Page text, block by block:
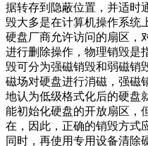
据转存到隐蔽位置，并适时
毁大多是在计算机操作系统
硬盘厂商允许访问的扇区，
进行删除操作，物理销毁是
毁可分为强磁销毁和弱磁销
磁场对硬盘进行消磁，强磁
地认为低级格式化后的硬盘
能初始化硬盘的开放扇区，
在，因此，正确的销毁方式
同时，再使用专用设备清除